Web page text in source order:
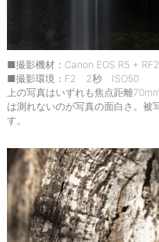
■撮影機材：Canon EOS R5 +
■撮影環境：F2 2秒 ISO50
上の写真はいずれも焦点距離
は測れないのが写真の面白さ。被
す。